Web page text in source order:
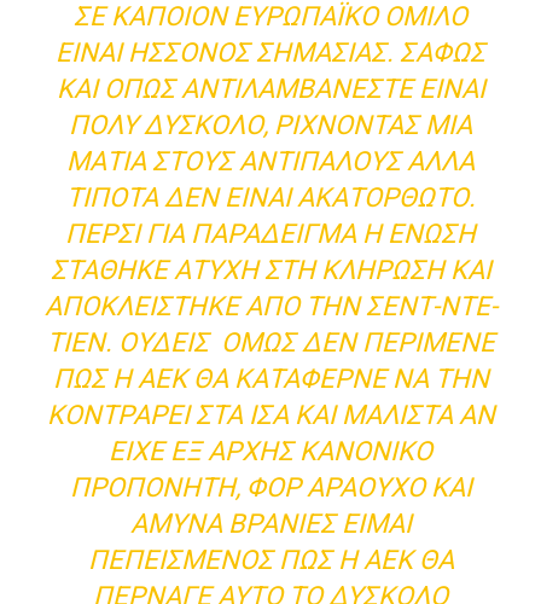
ΣΕ ΚΆΠΟΙΟΝ ΕΥΡΩΠΑΪΚΌ ΌΜΙΛΟ
ΕΊΝΑΙ ΉΣΣΟΝΟΣ ΣΗΜΑΣΊΑΣ. ΣΑΦΏΣ
ΚΑΙ ΌΠΩΣ ΑΝΤΙΛΑΜΒΆΝΕΣΤΕ ΕΊΝΑΙ
ΠΟΛΎ ΔΎΣΚΟΛΟ, ΡΊΧΝΟΝΤΑΣ ΜΙΑ
ΜΑΤΙΆ ΣΤΟΥΣ ΑΝΤΙΠΆΛΟΥΣ ΑΛΛΆ
ΤΊΠΟΤΑ ΔΕΝ ΕΊΝΑΙ ΑΚΑΤΌΡΘΩΤΟ.
ΠΈΡΣΙ ΓΙΑ ΠΑΡΆΔΕΙΓΜΑ Η ΈΝΩΣΗ
ΣΤΆΘΗΚΕ ΆΤΥΧΗ ΣΤΗ ΚΛΉΡΩΣΗ ΚΑΙ
ΑΠΟΚΛΕΊΣΤΗΚΕ ΑΠΌ ΤΗΝ ΣΕΝΤ-ΝΤΕ-
ΤΙΕΝ. ΟΥΔΕΊΣ ΌΜΩΣ ΔΕΝ ΠΕΡΊΜΕΝΕ
ΠΩΣ Η ΑΕΚ ΘΑ ΚΑΤΆΦΕΡΝΕ ΝΑ ΤΗΝ
ΚΟΝΤΡΆΡΕΙ ΣΤΑ ΊΣΑ ΚΑΙ ΜΆΛΙΣΤΑ ΑΝ
ΕΊΧΕ ΕΞ ΑΡΧΉΣ ΚΑΝΟΝΙΚΌ
ΠΡΟΠΟΝΗΤΉ, ΦΟΡ ΑΡΑΟΎΧΟ ΚΑΙ
ΆΜΥΝΑ ΒΡΆΝΙΕΣ ΕΊΜΑΙ
ΠΕΠΕΙΣΜΈΝΟΣ ΠΩΣ Η ΑΕΚ ΘΑ
ΠΈΡΝΑΓΕ ΑΥΤΌ ΤΟ ΔΎΣΚΟΛΟ